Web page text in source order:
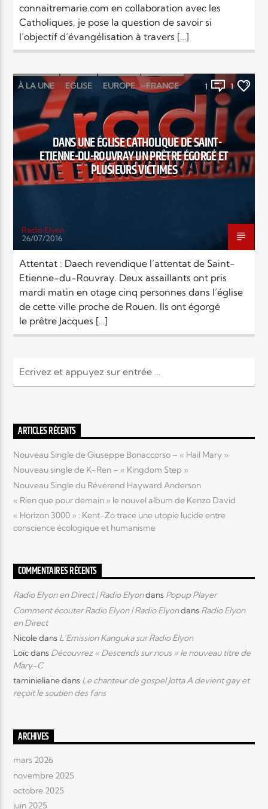
connaitremarie.com en collaboration avec les
Catholiques, je pose la question de savoir si
l’objectif d’évangélisation à travers […]
À LA UNE EGLISE EUROPE FRANCE
RELIGIONS
1 1
DANS UNE ÉGLISE CATHOLIQUE DE SAINT-
ETIENNE-DU-ROUVRAY UN PRÊTRE ÉGORGÉ ET
PLUSIEURS VICTIMES
Radio Elyon
26/07/2016
Attentat : Daech revendique l’attentat de Saint-
Etienne-du-Rouvray. Deux assaillants ont pris
mardi matin en otage cinq personnes dans l’église
de cette ville proche de Rouen. Ils ont égorgé
le prêtre Jacques […]
ARTICLES RÉCENTS
Nouveau Single de Giuseppe Bonaccorso – « Hail Mary »
Nouveau single de K-Ren – « Kingdom Step »
Nouveau Single du Révérend Hayward Anderson
« Rien que pour demain » le nouvel album de Kenzo David
« Horizon 3000 » : Kent-Zo trace une utopie lucide entre
conscience écologique et humanisme
COMMENTAIRES RÉCENTS
Radio Elyon en Direct | Radio Elyondans Popup Player
Comment écouter Radio Elyon | Radio Elyondans Radio Elyon
en Direct
Nicoledans L’Emission Kanguka sur Radio Elyon
Loïcdans Découvrez « Descends sur nous » le nouveau titre de
Mary-C
taminielianedans Le chanteur de gospel Jotta A devient gay et
reçoit le soutien des fans
ARCHIVES
mars 2026
novembre 2025
octobre 2025
juin 2025